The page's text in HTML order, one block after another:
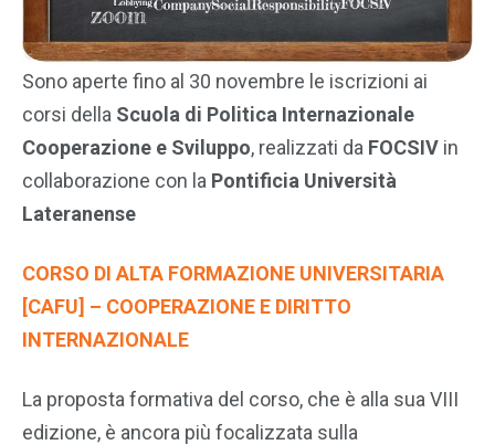
Sono aperte fino al 30 novembre le iscrizioni ai
corsi della Scuola di Politica Internazionale
Cooperazione e Sviluppo, realizzati da FOCSIV in
collaborazione con la Pontificia Università
Lateranense
CORSO DI ALTA FORMAZIONE UNIVERSITARIA
[CAFU] – COOPERAZIONE E DIRITTO
INTERNAZIONALE
La proposta formativa del corso, che è alla sua VIII
edizione, è ancora più focalizzata sulla